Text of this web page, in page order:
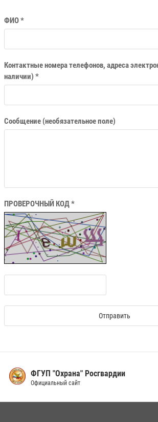
ФИО *
Контактные номера телефонов, адреса
наличии) *
Сообщение (необязательное поле)
ПРОВЕРОЧНЫЙ КОД *
ФГУП "Охрана" Росгвардии
Официальный сайт